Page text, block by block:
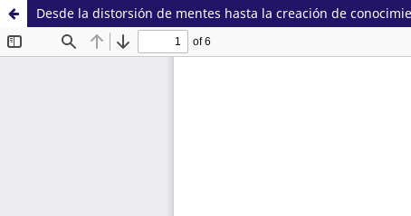
Desde la distorsión de mentes hasta la creación de